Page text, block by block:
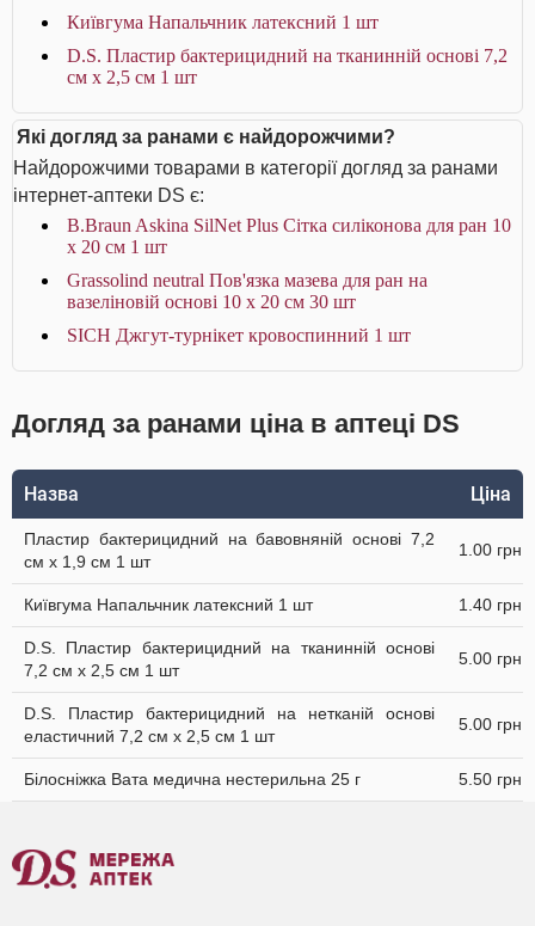
Київгума Напальчник латексний 1 шт
D.S. Пластир бактерицидний на тканинній основі 7,2
см х 2,5 см 1 шт
Які догляд за ранами є найдорожчими?
Найдорожчими товарами в категорії догляд за ранами
інтернет-аптеки DS є:
B.Braun Askina SilNet Plus Сітка силіконова для ран 10
x 20 см 1 шт
Grassolind neutral Пов'язка мазева для ран на
вазеліновій основі 10 х 20 см 30 шт
SICH Джгут-турнікет кровоспинний 1 шт
Догляд за ранами ціна в аптеці DS
Назва Ціна
Пластир бактерицидний на бавовняній основі 7,2
см х 1,9 см 1 шт
1.00 грн
Київгума Напальчник латексний 1 шт 1.40 грн
D.S. Пластир бактерицидний на тканинній основі
7,2 см х 2,5 см 1 шт
5.00 грн
D.S. Пластир бактерицидний на нетканій основі
еластичний 7,2 см х 2,5 см 1 шт
5.00 грн
Білосніжка Вата медична нестерильна 25 г 5.50 грн